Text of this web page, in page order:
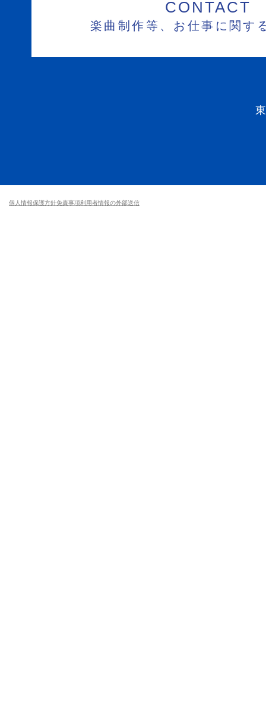
CONTACT
楽曲制作等、お仕事に関す
個人情報保護方針免責事項利用者情報の外部送信